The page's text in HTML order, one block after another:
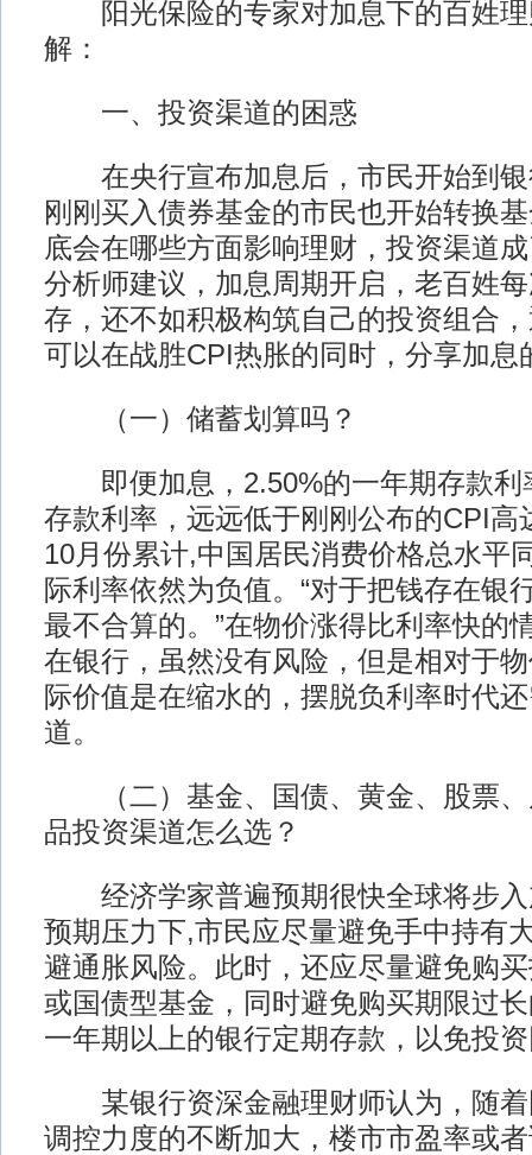
阳光保险的专家对加息下的百姓理
解：
一、投资渠道的困惑
在央行宣布加息后，市民开始到银
刚刚买入债券基金的市民也开始转换
底会在哪些方面影响理财，投资渠道
分析师建议，加息周期开启，老百姓
存，还不如积极构筑自己的投资组合
可以在战胜CPI热胀的同时，分享加息
（一）储蓄划算吗？
即便加息，2.50%的一年期存款利
存款利率，远远低于刚刚公布的CPI高
10月份累计,中国居民消费价格总水平
际利率依然为负值。“对于把钱存在银
最不合算的。”在物价涨得比利率快的
在银行，虽然没有风险，但是相对于
际价值是在缩水的，摆脱负利率时代
道。
（二）基金、国债、黄金、股票、
品投资渠道怎么选？
经济学家普遍预期很快全球将步入
预期压力下,市民应尽量避免手中持有
避通胀风险。此时，还应尽量避免购
或国债型基金，同时避免购买期限过
一年期以上的银行定期存款，以免投
某银行资深金融理财师认为，随着
调控力度的不断加大，楼市市盈率或